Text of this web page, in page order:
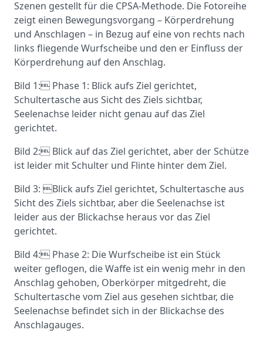
Szenen gestellt für die CPSA-Methode. Die Fotoreihe
zeigt einen Bewegungsvorgang – Körperdrehung
und Anschlagen – in Bezug auf eine von rechts nach
links fliegende Wurfscheibe und den er Einfluss der
Körperdrehung auf den Anschlag.
Bild 1: Phase 1: Blick aufs Ziel gerichtet,
Schultertasche aus Sicht des Ziels sichtbar,
Seelenachse leider nicht genau auf das Ziel
gerichtet.
Bild 2: Blick auf das Ziel gerichtet, aber der Schütze
ist leider mit Schulter und Flinte hinter dem Ziel.
Bild 3: Blick aufs Ziel gerichtet, Schultertasche aus
Sicht des Ziels sichtbar, aber die Seelenachse ist
leider aus der Blickachse heraus vor das Ziel
gerichtet.
Bild 4: Phase 2: Die Wurfscheibe ist ein Stück
weiter geflogen, die Waffe ist ein wenig mehr in den
Anschlag gehoben, Oberkörper mitgedreht, die
Schultertasche vom Ziel aus gesehen sichtbar, die
Seelenachse befindet sich in der Blickachse des
Anschlagauges.